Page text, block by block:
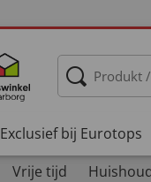
Exclusief bij Eurotops
Vrije tijd